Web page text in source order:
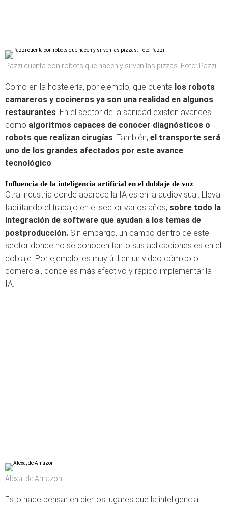
Pazzi cuenta con robots que hacen y sirven las pizzas. Foto: Pazzi
Como en la hostelería, por ejemplo, que cuenta los robots
camareros y cocineros ya son una realidad en algunos
restaurantes. En el sector de la sanidad existen avances
como algoritmos capaces de conocer diagnósticos o
robots que realizan cirugías. También, el transporte será
uno de los grandes afectados por este avance
tecnológico.
Influencia de la inteligencia artificial en el doblaje de voz
Otra industria donde aparece la IA es en la audiovisual. Lleva
facilitando el trabajo en el sector varios años, sobre todo la
integración de software que ayudan a los temas de
postproducción. Sin embargo, un campo dentro de este
sector donde no se conocen tanto sus aplicaciones es en el
doblaje. Por ejemplo, es muy útil en un video cómico o
comercial, donde es más efectivo y rápido implementar la
IA.
Alexa, de Amazon
Esto hace pensar en ciertos lugares que la inteligencia